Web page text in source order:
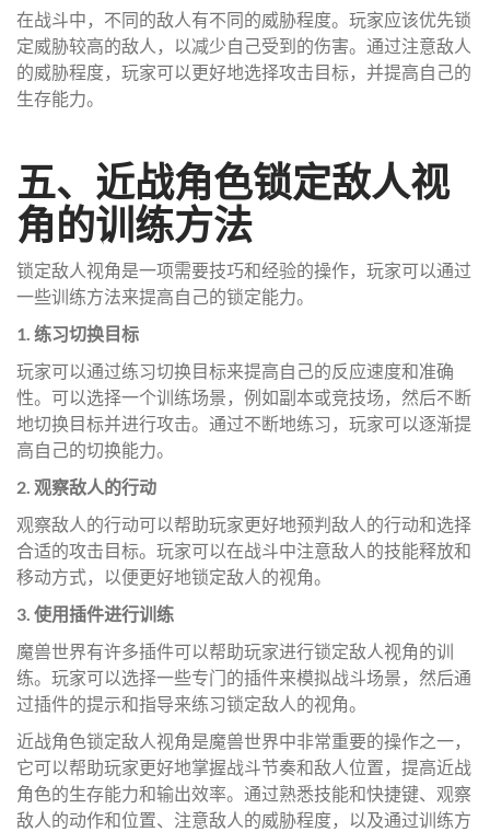
在战斗中，不同的敌人有不同的威胁程度。玩家应该优先锁
定威胁较高的敌人，以减少自己受到的伤害。通过注意敌人
的威胁程度，玩家可以更好地选择攻击目标，并提高自己的
生存能力。
五、近战角色锁定敌人视
角的训练方法
锁定敌人视角是一项需要技巧和经验的操作，玩家可以通过
一些训练方法来提高自己的锁定能力。
1. 练习切换目标
玩家可以通过练习切换目标来提高自己的反应速度和准确
性。可以选择一个训练场景，例如副本或竞技场，然后不断
地切换目标并进行攻击。通过不断地练习，玩家可以逐渐提
高自己的切换能力。
2. 观察敌人的行动
观察敌人的行动可以帮助玩家更好地预判敌人的行动和选择
合适的攻击目标。玩家可以在战斗中注意敌人的技能释放和
移动方式，以便更好地锁定敌人的视角。
3. 使用插件进行训练
魔兽世界有许多插件可以帮助玩家进行锁定敌人视角的训
练。玩家可以选择一些专门的插件来模拟战斗场景，然后通
过插件的提示和指导来练习锁定敌人的视角。
近战角色锁定敌人视角是魔兽世界中非常重要的操作之一，
它可以帮助玩家更好地掌握战斗节奏和敌人位置，提高近战
角色的生存能力和输出效率。通过熟悉技能和快捷键、观察
敌人的动作和位置、注意敌人的威胁程度，以及通过训练方